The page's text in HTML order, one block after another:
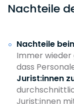
Nachteile
Nachteile
Immer wieder
dass
Jurist:innen
Jurist:innen